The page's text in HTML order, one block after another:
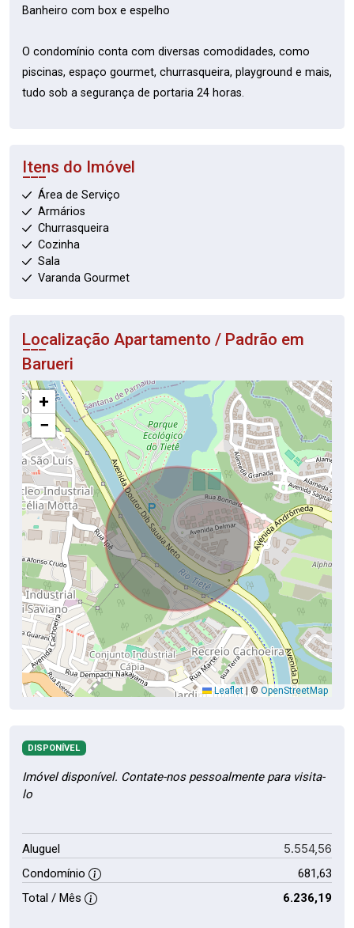
Banheiro com box e espelho
O condomínio conta com diversas comodidades, como
piscinas, espaço gourmet, churrasqueira, playground e mais,
tudo sob a segurança de portaria 24 horas.
Itens do Imóvel
Área de Serviço
Armários
Churrasqueira
Cozinha
Sala
Varanda Gourmet
Localização Apartamento / Padrão em
Barueri
+
−
Leaflet © OpenStreetMap
DISPONÍVEL
Imóvel disponível. Contate-nos pessoalmente para visita-
lo
Aluguel 5.554,56
Condomínio
681,63
Total / Mês
6.236,19